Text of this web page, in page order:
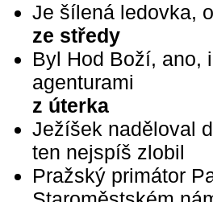
Je šílená ledovka,
ze středy
Byl Hod Boží, ano,
agenturami
z úterka
Ježíšek naděloval
ten nejspíš zlobil
Pražský primátor